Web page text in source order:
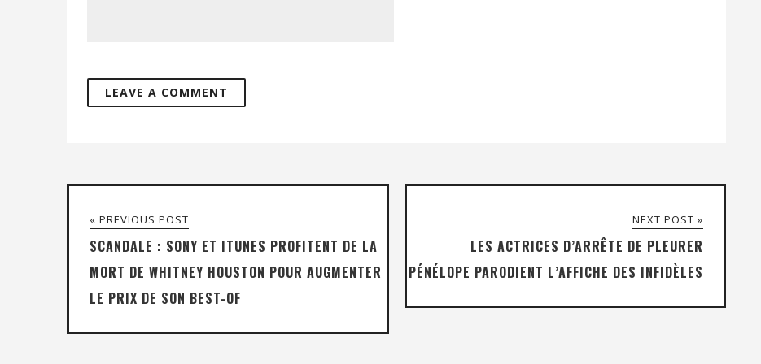
« PREVIOUS POST
SCANDALE : SONY ET ITUNES PROFITENT DE LA
MORT DE WHITNEY HOUSTON POUR AUGMENTER
LE PRIX DE SON BEST-OF
NEXT POST »
LES ACTRICES D’ARRÊTE DE PLEURER
PÉNÉLOPE PARODIENT L’AFFICHE DES INFIDÈLES